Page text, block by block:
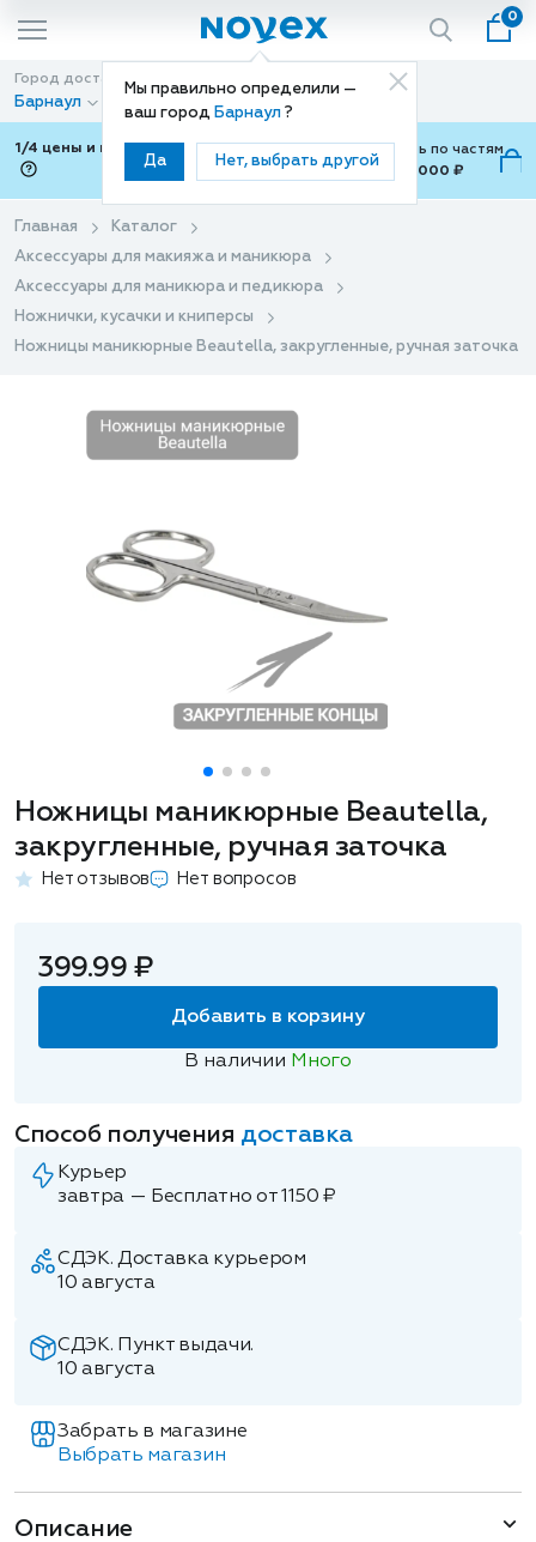
Мы правильно определили —
ваш город Барнаул ?
Да Нет, выбрать другой
0
Город доставки
Барнаул
Способ доставки
Доставка
1/4 цены и покупки ваши с Подели
Можно оплатить по частям
от 700 ₽ до 15,000 ₽
Главная
Каталог
Аксессуары для макияжа и маникюра
Аксессуары для маникюра и педикюра
Ножнички, кусачки и книперсы
Ножницы маникюрные Beautella, закругленные, ручная заточка
Ножницы маникюрные Beautella,
закругленные, ручная заточка
Нет отзывов Нет вопросов
399.99 ₽
Добавить в корзину
В наличии Много
Способ получения доставка
Курьер
завтра — Бесплатно от 1150 ₽
СДЭК. Доставка курьером
10 августа
СДЭК. Пункт выдачи.
10 августа
Забрать в магазине
Выбрать магазин
Описание